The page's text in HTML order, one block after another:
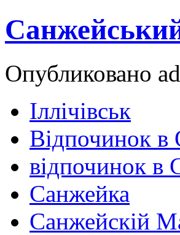
Опубликовано
Іллічівськ
Відпочинок в
відпочинок в
Санжейка
Санжейскій